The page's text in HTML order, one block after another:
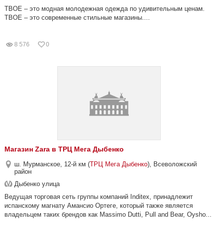
ТВОЕ – это модная молодежная одежда по удивительным ценам.
ТВОЕ – это современные стильные магазины....
8 576 0
Магазин Zara в ТРЦ Мега Дыбенко
ш. Мурманское, 12-й км (ТРЦ Мега Дыбенко), Всеволожский
район
Дыбенко улица
Ведущая торговая сеть группы компаний Inditex, принадлежит
испанскому магнату Амансио Ортеге, который также является
владельцем таких брендов как Massimo Dutti, Pull and Bear, Oysho...